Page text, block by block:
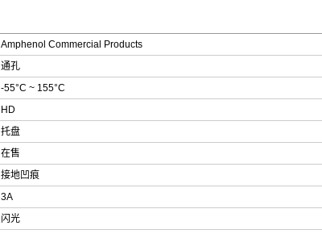
Amphenol Commercial Products
通孔
-55°C ~ 155°C
HD
托盘
在售
接地凹痕
3A
闪光